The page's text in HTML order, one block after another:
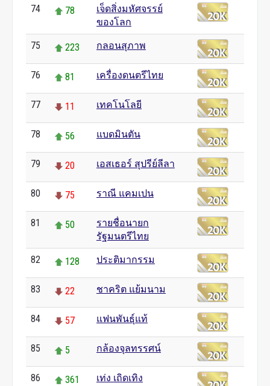
74 78
เจ็ดสิ่งมหัศจรรย์
ของโลก
75 223 กลอนสุภาพ
76 81 เครื่องดนตรีไทย
77 11 เทคโนโลยี
78 56 แบดมินตัน
79 20 เอสเธอร์ สุปรีย์ลีลา
80 75 ราณี แคมเปน
81 50
รายชื่อนายก
รัฐมนตรีไทย
82 128 ประติมากรรม
83 22 ชาคริต แย้มนาม
84 57 แฟนพันธุ์แท้
85 5 กล้องจุลทรรศน์
86 361 เท่ง เถิดเทิง